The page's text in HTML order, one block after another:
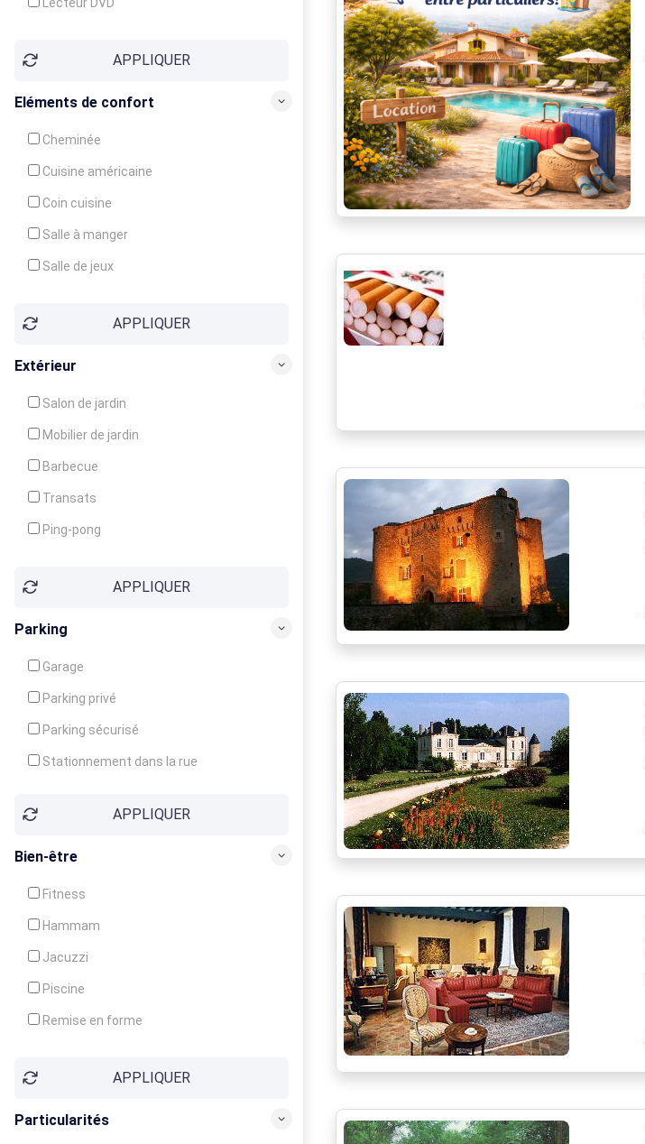
APPLIQUER
Eléments de confort
Cheminée
Cuisine américaine
Coin cuisine
Salle à manger
Salle de jeux
Balcon / Terrasse
APPLIQUER
Extérieur
Salon de jardin
Mobilier de jardin
Barbecue
Transats
Ping-pong
Jeux d'enfantsAPPLIQUER
Parking
Garage
Parking privé
Parking sécurisé
Stationnement dans la rue
APPLIQUER
Bien-être
Fitness
Hammam
Jacuzzi
Piscine
Remise en forme
Soins du corpsAPPLIQUER
Particularités